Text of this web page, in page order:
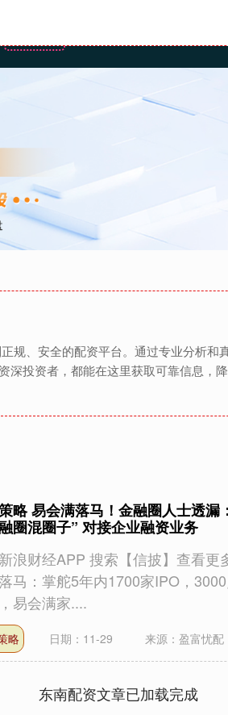
、安全的配资平台。通过专业分析和
投资者，都能在这里获取可靠信息，
略 易会满落马！金融圈人士透
圈混圈子” 对接企业融资业务
浪财经APP 搜索【信披】查看
马：掌舵5年内1700家IPO，
易会满家....
略 日期：11-29 来源：盈富忧配
东南配资文章已加载完成